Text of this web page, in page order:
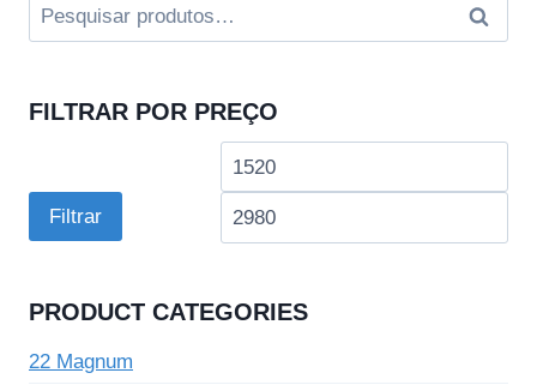
R$3,890.00.R$2,970.00.
Pesquisar
por:
FILTRAR POR PREÇO
Preço
Filtrar
PRODUCT CATEGORIES
22 Magnum